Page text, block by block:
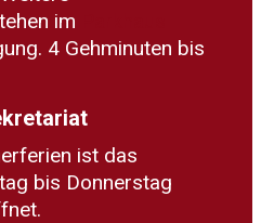
im
4 Gehminuten bis
ist das
bis Donnerstag